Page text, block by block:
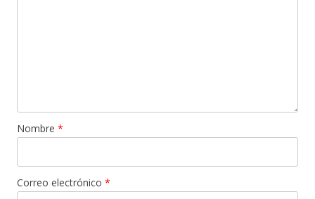
Nombre *
Correo electrónico *